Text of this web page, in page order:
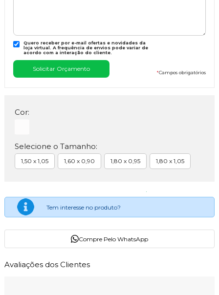
Quero receber por e-mail ofertas e novidades da
loja virtual. A frequência de envios pode variar de
acordo com a interação do cliente.
*Campos obrigatórios
Cor:
Selecione o Tamanho:
1,50 x 1,05 1,60 x 0,90 1,80 x 0,95 1,80 x 1,05
Tem interesse no produto?
Compre Pelo WhatsApp
Avaliações dos Clientes